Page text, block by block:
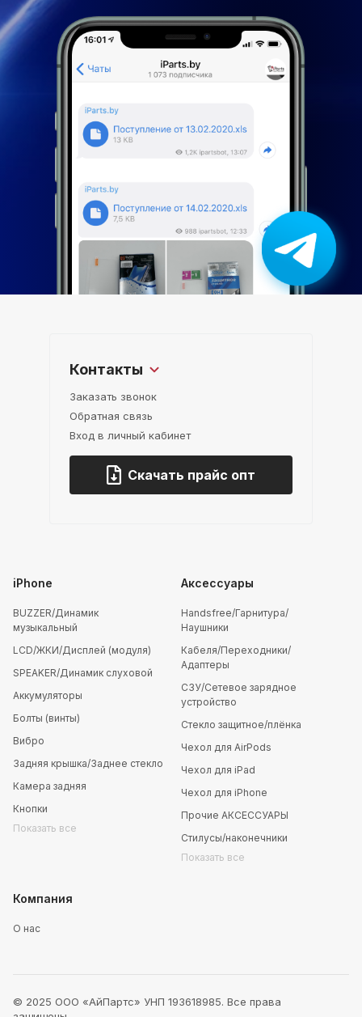
iPhone
BUZZER/Динамик
музыкальный
LCD/ЖКИ/Дисплей (модуля)
SPEAKER/Динамик слуховой
Аккумуляторы
Болты (винты)
Вибро
Задняя крышка/Заднее стекло
Камера задняя
Кнопки
Показать все
Аксессуары
Handsfree/Гарнитура/
Наушники
Кабеля/Переходники/
Адаптеры
СЗУ/Сетевое зарядное
устройство
Стекло защитное/плёнка
Чехол для AirPods
Чехол для iPad
Чехол для iPhone
Прочие АКСЕССУАРЫ
Стилусы/наконечники
Показать все
Компания
О нас
Контакты
Заказать звонок
Обратная связь
Вход в личный кабинет
Скачать прайс опт
© 2025 ООО «АйПартс» УНП 193618985. Все права